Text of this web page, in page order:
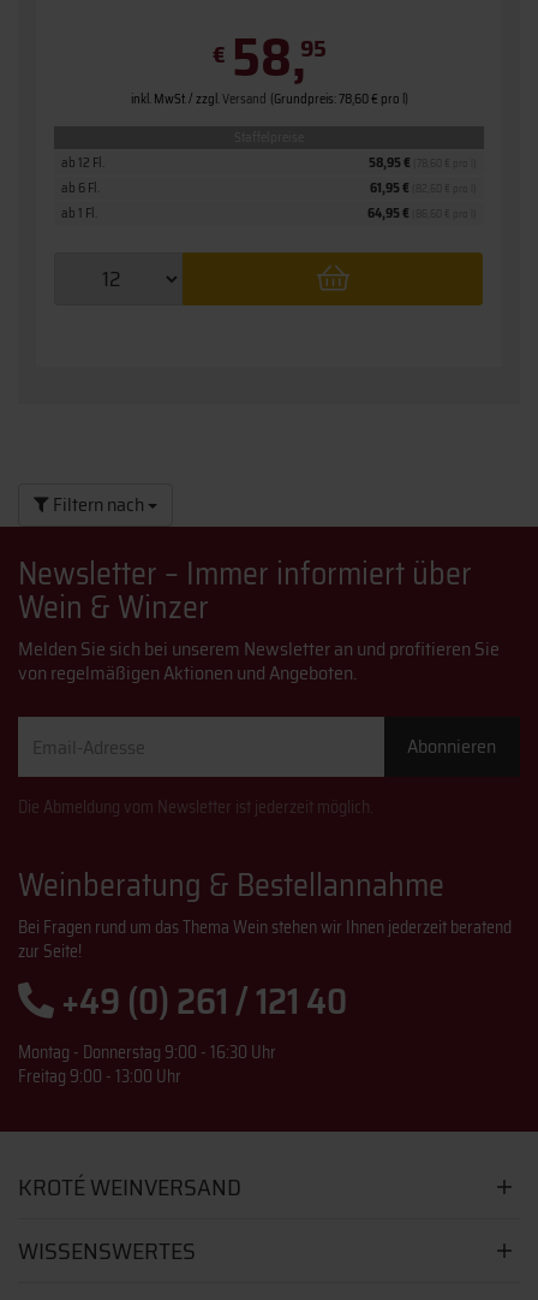
€ 58,95
inkl. MwSt. / zzgl.Versand (Grundpreis: 78,60 € pro l)
ab 1 Fl. 64,95 €
ab 6 Fl. 61,95 €
ab 12 Fl. 58,95 €
Filtern nach
Newsletter – Immer informiert über
Wein & Winzer
Melden Sie sich bei unserem Newsletter an und profitieren Sie
von regelmäßigen Aktionen und Angeboten.
Adresse
Abonnieren
Die Abmeldung vom Newsletter ist jederzeit möglich.
Weinberatung & Bestellannahme
Bei Fragen rund um das Thema Wein stehen wir Ihnen jederzeit beratend
zur Seite!
+49 (0) 261 / 121 40
Montag - Donnerstag 9:00 - 16:30 Uhr
Freitag 9:00 - 13:00 Uhr
KROTÉ WEINVERSAND
WISSENSWERTES